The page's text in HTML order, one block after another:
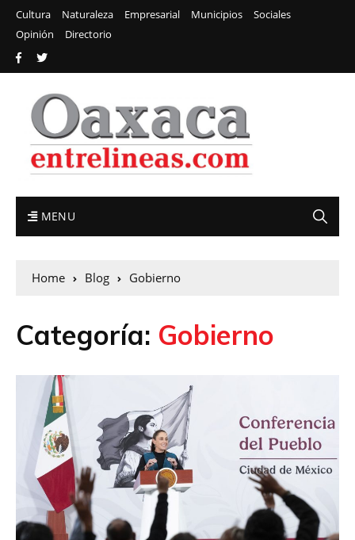
Cultura Naturaleza Empresarial Municipios
Sociales
Opinión
Directorio
MENU
Home Blog Gobierno
Categoría: Gobierno